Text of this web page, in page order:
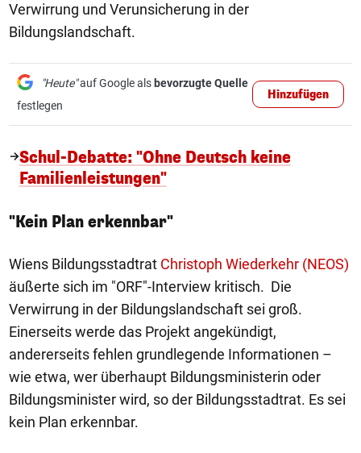
Verwirrung und Verunsicherung in der
Bildungslandschaft.
"Heute"auf Google als bevorzugte Quelle
festlegen
Hinzufügen
Schul-Debatte: "Ohne Deutsch keine
Familienleistungen"
"Kein Plan erkennbar"
Wiens Bildungsstadtrat Christoph Wiederkehr (NEOS)
äußerte sich im "ORF"-Interview kritisch. Die
Verwirrung in der Bildungslandschaft sei groß.
Einerseits werde das Projekt angekündigt,
andererseits fehlen grundlegende Informationen –
wie etwa, wer überhaupt Bildungsministerin oder
Bildungsminister wird, so der Bildungsstadtrat. Es sei
kein Plan erkennbar.